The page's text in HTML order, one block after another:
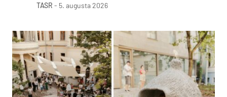
TASR - 5. augusta 2026